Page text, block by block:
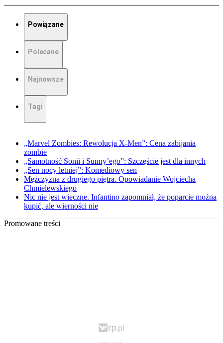
Powiązane
Polecane
Najnowsze
Tagi
„Marvel Zombies: Rewolucja X-Men”: Cena zabijania
zombie
„Samotność Sonii i Sunny’ego”: Szczęście jest dla innych
„Sen nocy letniej”: Komediowy sen
Mężczyzna z drugiego piętra. Opowiadanie Wojciecha
Chmielewskiego
Nic nie jest wieczne. Infantino zapomniał, że poparcie można
kupić, ale wierności nie
Promowane treści